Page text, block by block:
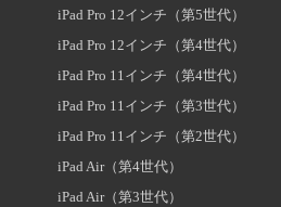
iPad Pro 12インチ（第5世代）
iPad Pro 12インチ（第4世代）
iPad Pro 11インチ（第4世代）
iPad Pro 11インチ（第3世代）
iPad Pro 11インチ（第2世代）
iPad Air（第4世代）
iPad Air（第3世代）